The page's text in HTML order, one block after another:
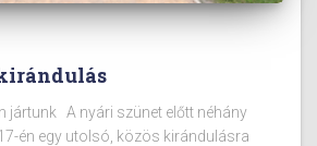
jártunk A nyári szünet előtt néhány
én egy utolsó, közös kirándulásra